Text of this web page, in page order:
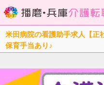
米田病院の看護助手求人【正
保育手当あり♪